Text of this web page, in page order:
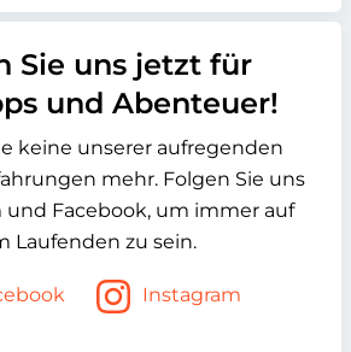
Sie uns jetzt für
und Abenteuer!
keine unserer aufregenden
mehr. Folgen Sie uns
und Facebook, um immer auf
Laufenden zu sein.
Instagram